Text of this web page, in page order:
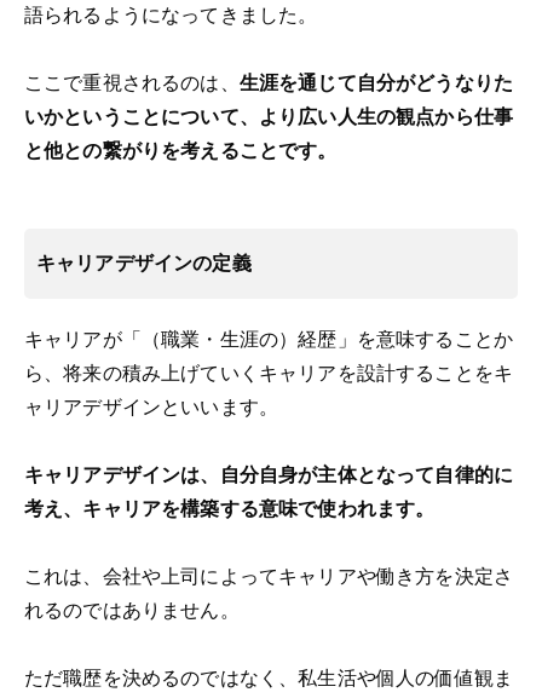
語られるようになってきました。
ここで重視されるのは、 生涯を通じて自分がどうなりた
いかということについて、より広い人生の観点から仕事
と他との繋がりを考えることです。
キャリアデザインの定義
キャリアが「（職業・生涯の）経歴」を意味することか
ら、将来の積み上げていくキャリアを設計することをキ
ャリアデザインといいます。
キャリアデザインは、自分自身が主体となって自律的に
考え、キャリアを構築する意味で使われます。
これは、会社や上司によってキャリアや働き方を決定さ
れるのではありません。
ただ職歴を決めるのではなく、私生活や個人の価値観ま